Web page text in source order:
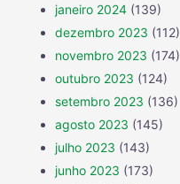
janeiro 2024 (139)
dezembro 2023 (112)
novembro 2023 (174)
outubro 2023 (124)
setembro 2023 (136)
agosto 2023 (145)
julho 2023 (143)
junho 2023 (173)